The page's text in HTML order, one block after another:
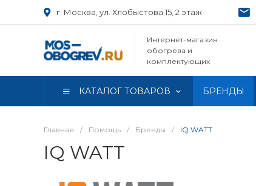
г. Москва, ул. Хлобыстова 15, 2 этаж
Интернет-магазин
обогрева и
комплектующих
КАТАЛОГ ТОВАРОВ БРЕНДЫ
Главная / Помощь / Бренды / IQ WATT
IQ WATT